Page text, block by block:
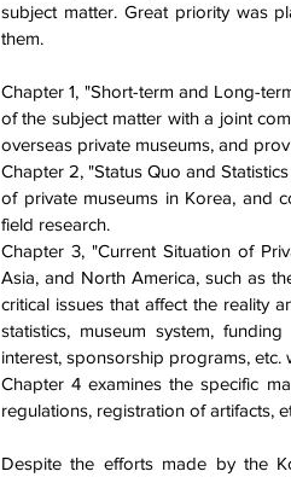
subject matter. Great priority was
them.
Chapter 1, "Short-term and Long-
of the subject matter with a joint
overseas private museums, and
Chapter 2, "Status Quo and
of private museums in Korea, and
field research.
Chapter 3, "Current Situation of
Asia, and North America, such as
critical issues that affect the reality
statistics, museum system,
interest, sponsorship programs,
Chapter 4 examines the specific
regulations, registration of artifacts,
Despite the efforts made by the